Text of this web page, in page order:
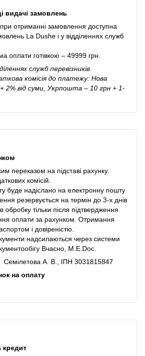
видачі замовлень
отриманні замовлення доступна
La Dushe і у відділеннях служб
оплати готівкою – 49999 грн.
служб перевізників
комісія до платежу: Нова
2% від суми, Укрпошта – 10 грн + 1-
переказом на підставі рахунку.
комісій.
буде надіслано на електронну пошту
резервується на термін до 3-х днів
обробку тільки після підтвердження
оплати за рахунком. Отримання
і довіреністю.
надсилаються через системи
Вчасно, M.E.Doc.
Семілетова А. В., ІПН 3031815847
на оплату
кредит